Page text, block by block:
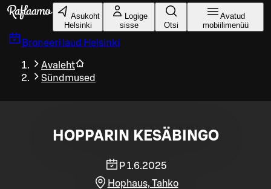
Liigu peamise sisu juurde
Asukoht
Helsinki
Logige
sisse
Otsi
Avatud
mobiilimenüü
Broneeri laud Helsinki
Avaleht
Sündmused
HOPPARIN KESÄBINGO
P 1.6.2025
Hophaus, Tahko